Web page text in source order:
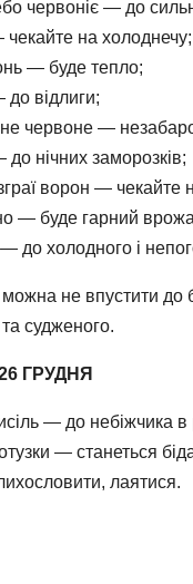
червоніє — до
чекайте на холоднечу;
— буде тепло;
до відлиги;
не червоне —
до нічних заморозків;
ворон — чекайте
— буде гарний
— до холодного і
не впустити до
судженого.
ГРУДНЯ
— до небіжчика в
— станеться
лаятися.